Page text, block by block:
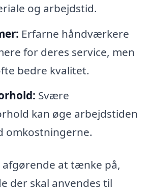
og arbejdstid.
Erfarne håndværkere
for deres service, men
bedre kvalitet.
Svære
kan øge arbejdstiden
omkostningerne.
afgørende at tænke på,
der skal anvendes til